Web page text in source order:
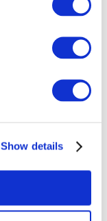
Show details
Concertos